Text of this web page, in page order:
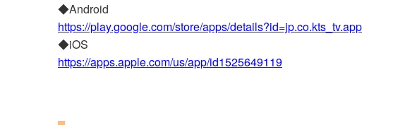
◆Android
https://play.google.com/store/apps/details?id=jp.co.kts_tv.app
◆iOS
https://apps.apple.com/us/app/id1525649119